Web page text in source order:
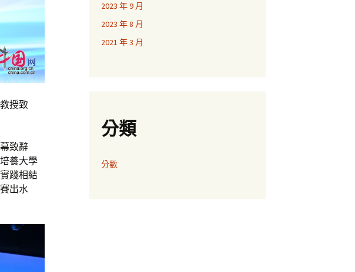
授致
致辭
養大學
踐相結
出水
2023 年 9 月
2023 年 8 月
2021 年 3 月
分類
分數